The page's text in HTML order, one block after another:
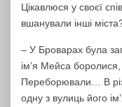
Цікавлюся у своєї
вшанували інші
– У Броварах була
ім’я Мейса
Переборювали… В
одну з вулиць його